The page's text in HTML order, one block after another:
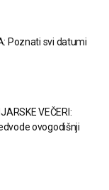
Poznati svi datumi
VEČERI:
ovogodišnji